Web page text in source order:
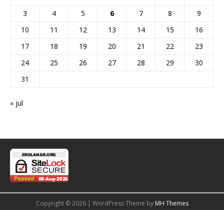
3
4 5 6 7 8
9
10
11 12 13 14 15
16
17
18 19 20 21 22
23
24
25 26 27 28 29
30
31
« jul
Copyright © 2026 | WordPress Theme by MH Themes